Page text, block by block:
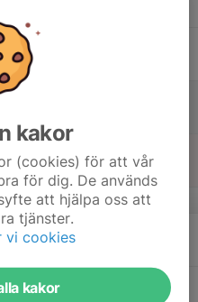
kakor
(cookies) för att vår
för dig. De används
att hjälpa oss att
tjänster.
vi cookies
kakor